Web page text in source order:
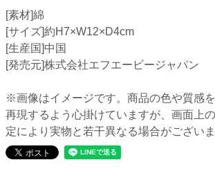
[素材]綿
[サイズ]約H7×W12×D4cm
[生産国]中国
[発売元]株式会社エフエービージャパン
※画像はイメージです。商品の色や質感
再現するよう心掛けていますが、画面上
定により実物と若干異なる場合がございま